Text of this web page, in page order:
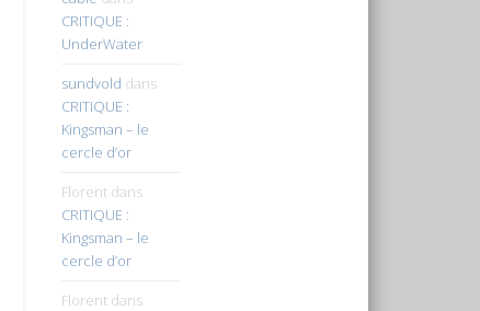
CRITIQUE :
UnderWater
sundvold dans
CRITIQUE :
Kingsman – le
cercle d’or
Florentdans
CRITIQUE :
Kingsman – le
cercle d’or
Florentdans